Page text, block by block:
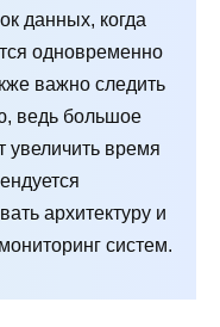
данных, когда
одновременно
важно следить
ведь большое
увеличить время
архитектуру и
систем.